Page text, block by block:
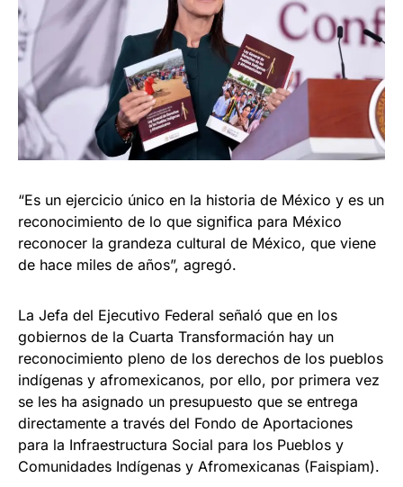
“Es un ejercicio único en la historia de México y es un
reconocimiento de lo que significa para México
reconocer la grandeza cultural de México, que viene
de hace miles de años”, agregó.
La Jefa del Ejecutivo Federal señaló que en los
gobiernos de la Cuarta Transformación hay un
reconocimiento pleno de los derechos de los pueblos
indígenas y afromexicanos, por ello, por primera vez
se les ha asignado un presupuesto que se entrega
directamente a través del Fondo de Aportaciones
para la Infraestructura Social para los Pueblos y
Comunidades Indígenas y Afromexicanas (Faispiam).